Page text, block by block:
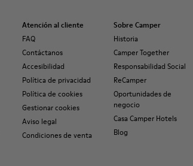
Atención al cliente
FAQ
Contáctanos
Accesibilidad
Política de privacidad
Política de cookies
Gestionar cookies
Aviso legal
Condiciones de venta
Sobre Camper
Historia
Camper Together
Responsabilidad Social
ReCamper
Oportunidades de
negocio
Casa Camper Hotels
Blog